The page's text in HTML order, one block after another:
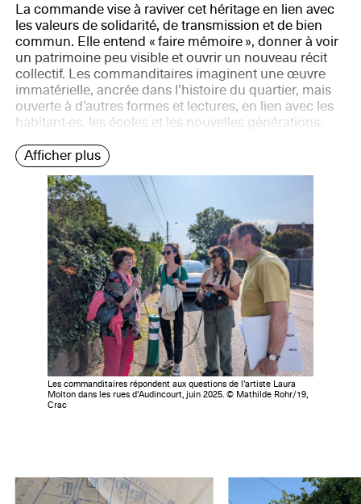
La commande vise à raviver cet héritage en lien avec
les valeurs de solidarité, de transmission et de bien
commun. Elle entend « faire mémoire », donner à voir
un patrimoine peu visible et ouvrir un nouveau récit
collectif. Les commanditaires imaginent une œuvre
immatérielle, ancrée dans l’histoire du quartier, mais
ouverte à d’autres formes et lectures, en lien avec les
habitant·es, les écoles et les nouvelles générations.
Afficher plus
Les commanditaires répondent aux questions de l’artiste Laura
Molton dans les rues d’Audincourt, juin 2025. © Mathilde Rohr/19,
Crac